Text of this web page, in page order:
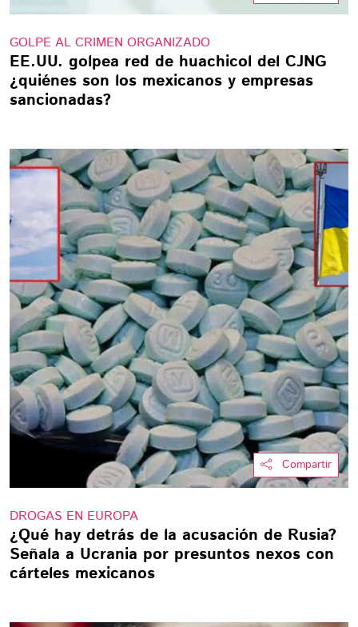
GOLPE AL CRIMEN ORGANIZADO
EE.UU. golpea red de huachicol del CJNG
¿quiénes son los mexicanos y empresas
sancionadas?
Compartir
DROGAS EN EUROPA
¿Qué hay detrás de la acusación de Rusia?
Señala a Ucrania por presuntos nexos con
cárteles mexicanos